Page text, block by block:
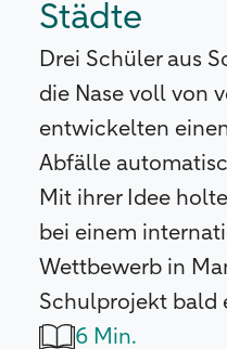
Städte
Drei Schüler aus
die Nase voll von
entwickelten
Abfälle
Mit ihrer Idee
bei einem
Wettbewerb in
Schulprojekt bald
6 Min.